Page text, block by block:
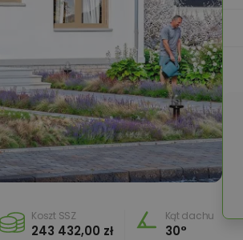
Koszt SSZ
243 432,00 zł
Kąt dachu
30°